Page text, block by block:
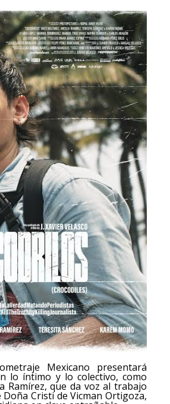
Mexicano presentará
lo íntimo y lo colectivo, como
Ramírez, que da voz al trabajo
Cristi de Vicman Ortigoza,